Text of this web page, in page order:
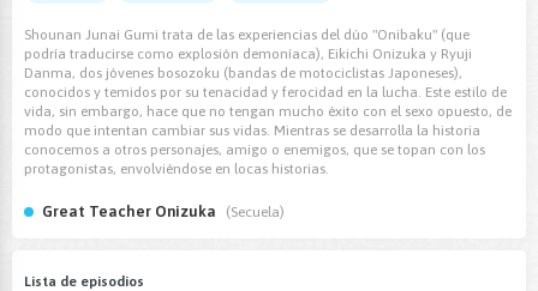
Shounan Junai Gumi trata de las experiencias del dúo "Onibaku" (que
podría traducirse como explosión demoníaca), Eikichi Onizuka y Ryuji
Danma, dos jóvenes bosozoku (bandas de motociclistas Japoneses),
conocidos y temidos por su tenacidad y ferocidad en la lucha. Este estilo de
vida, sin embargo, hace que no tengan mucho éxito con el sexo opuesto, de
modo que intentan cambiar sus vidas. Mientras se desarrolla la historia
conocemos a otros personajes, amigo o enemigos, que se topan con los
protagonistas, envolviéndose en locas historias.
Great Teacher Onizuka (Secuela)
Lista de episodios